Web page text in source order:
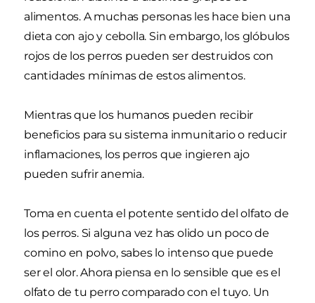
alimentos. A muchas personas les hace bien una
dieta con ajo y cebolla. Sin embargo, los glóbulos
rojos de los perros pueden ser destruidos con
cantidades mínimas de estos alimentos.
Mientras que los humanos pueden recibir
beneficios para su sistema inmunitario o reducir
inflamaciones, los perros que ingieren ajo
pueden sufrir anemia.
Toma en cuenta el potente sentido del olfato de
los perros. Si alguna vez has olido un poco de
comino en polvo, sabes lo intenso que puede
ser el olor. Ahora piensa en lo sensible que es el
olfato de tu perro comparado con el tuyo. Un